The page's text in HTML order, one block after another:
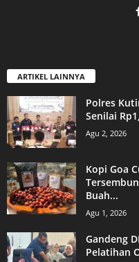
ARTIKEL LAINNYA
Polres
Senilai
Agu 2, 2026
Kopi Goa
Buah...
Agu 1, 2026
Gandeng
Pelatihan